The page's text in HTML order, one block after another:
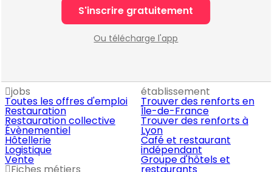
S'inscrire gratuitement
Ou télécharge l'app
jobs
Toutes les offres d'emploi
Restauration
Restauration collective
Évènementiel
Hôtellerie
Logistique
Vente
établissement
Trouver des renforts en
Île-de-France
Trouver des renforts à
Lyon
Café et restaurant
indépendant
Groupe d'hôtels et